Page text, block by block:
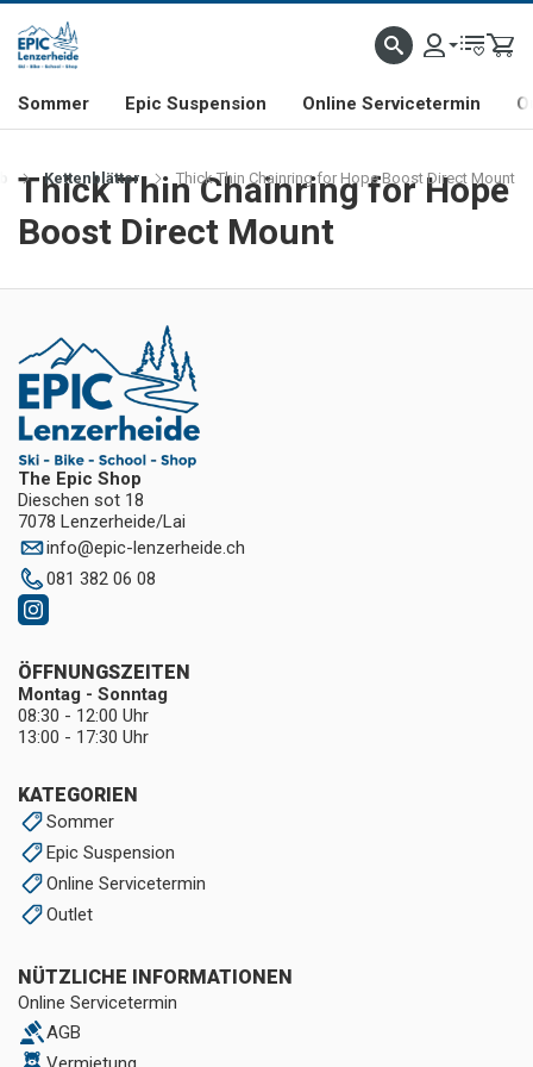
& FREERIDE-SPEZIALIST SCHWEIZER FIRMA SHOP & SHOWROOM IN
Sommer Epic Suspension Online Servicetermin
Kettenblätter Thick Thin Chainring for Hope Boost Direct Mount
Thick Thin Chainring for Hope
Boost Direct Mount
The Epic Shop
Dieschen sot 18
7078 Lenzerheide/Lai
info@epic-lenzerheide.ch
081 382 06 08
KATEGORIEN
Sommer
Epic Suspension
Online Servicetermin
Outlet
NÜTZLICHE INFORMATIONEN
Online Servicetermin
AGB
ÖFFNUNGSZEITEN
Montag - Sonntag
08:30 - 12:00 Uhr
13:00 - 17:30 Uhr